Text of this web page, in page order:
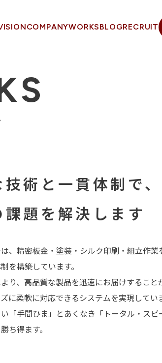
COMPANYWORKSBLOGRECRUIT
術と一貫体制で、
題を解決します
、精密板金・塗装・シルク印刷・組立作業
を構築しています。
り、高品質な製品を迅速にお届けすること
に柔軟に対応できるシステムを実現してい
「手間ひま」とあくなき「トータル・スピ
ち得ます。